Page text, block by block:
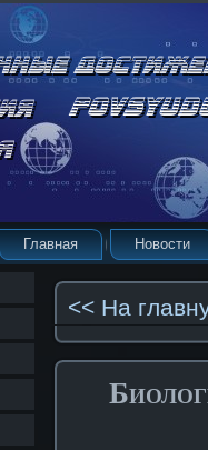
Главная Новости
<< На